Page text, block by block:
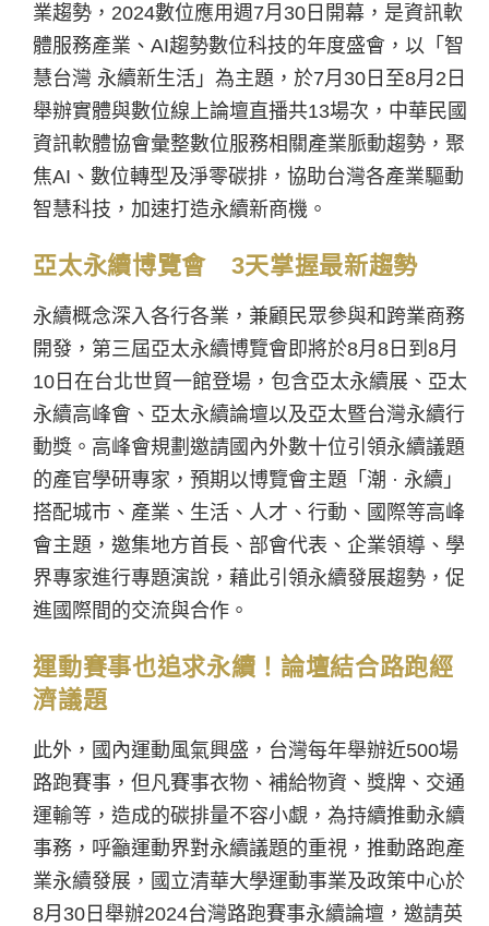
業趨勢，2024數位應用週7月30日開幕，是資訊軟
體服務產業、AI趨勢數位科技的年度盛會，以「智
慧台灣 永續新生活」為主題，於7月30日至8月2日
舉辦實體與數位線上論壇直播共13場次，中華民國
資訊軟體協會彙整數位服務相關產業脈動趨勢，聚
焦AI、數位轉型及淨零碳排，協助台灣各產業驅動
智慧科技，加速打造永續新商機。
亞太永續博覽會 3天掌握最新趨勢
永續概念深入各行各業，兼顧民眾參與和跨業商務
開發，第三屆亞太永續博覽會即將於8月8日到8月
10日在台北世貿一館登場，包含亞太永續展、亞太
永續高峰會、亞太永續論壇以及亞太暨台灣永續行
動獎。高峰會規劃邀請國內外數十位引領永續議題
的產官學研專家，預期以博覽會主題「潮 · 永續」
搭配城市、產業、生活、人才、行動、國際等高峰
會主題，邀集地方首長、部會代表、企業領導、學
界專家進行專題演說，藉此引領永續發展趨勢，促
進國際間的交流與合作。
運動賽事也追求永續！論壇結合路跑經
濟議題
此外，國內運動風氣興盛，台灣每年舉辦近500場
路跑賽事，但凡賽事衣物、補給物資、獎牌、交通
運輸等，造成的碳排量不容小覷，為持續推動永續
事務，呼籲運動界對永續議題的重視，推動路跑產
業永續發展，國立清華大學運動事業及政策中心於
8月30日舉辦2024台灣路跑賽事永續論壇，邀請英